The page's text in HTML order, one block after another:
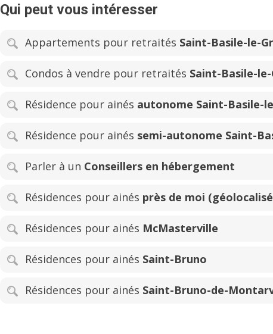
Qui peut vous intéresser
Appartements pour retraités Saint-Basile-le-
Condos à vendre pour retraités Saint-Basile-
Résidence pour ainés autonome Saint-Basile-
Résidence pour ainés semi-autonome Saint-
Parler à un Conseillers en hébergement
Résidences pour ainés près de moi
Résidences pour ainés McMasterville
Résidences pour ainés Saint-Bruno
Résidences pour ainés Saint-Bruno-de-